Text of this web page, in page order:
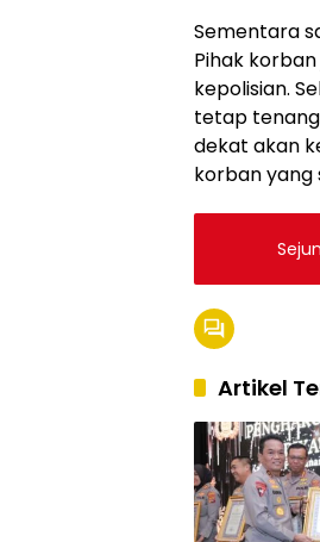
Sementara
Pihak
kepolisian.
tetap tenang
dekat akan
korban yang
Artikel